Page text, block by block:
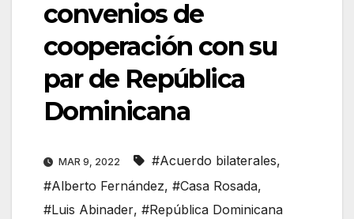
convenios de
cooperación con su
par de República
Dominicana
MAR 9, 2022 #Acuerdo bilaterales,
#Alberto Fernández, #Casa Rosada,
#Luis Abinader, #República Dominicana